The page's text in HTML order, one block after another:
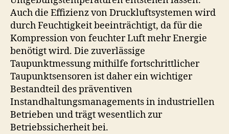
Auch die Effizienz von Druckluftsystemen wird
durch Feuchtigkeit beeinträchtigt, da für die
Kompression von feuchter Luft mehr Energie
benötigt wird. Die zuverlässige
Taupunktmessung mithilfe fortschrittlicher
Taupunktsensoren ist daher ein wichtiger
Bestandteil des präventiven
Instandhaltungsmanagements in industriellen
Betrieben und trägt wesentlich zur
Betriebssicherheit bei.